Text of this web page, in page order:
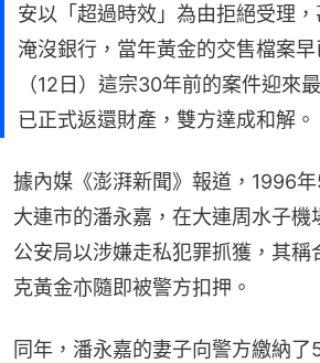
安以「超過時效」為由拒絕受理
淹沒銀行，當年黃金的交售檔案
（12日）這宗30年前的案件迎來
已正式返還財產，雙方達成和解。
據內媒《澎湃新聞》報道，1996
大連市的潘永嘉，在大連周水子機
公安局以涉嫌走私犯罪抓獲，其
克黃金亦隨即被警方扣押。
同年，潘永嘉的妻子向警方繳納了